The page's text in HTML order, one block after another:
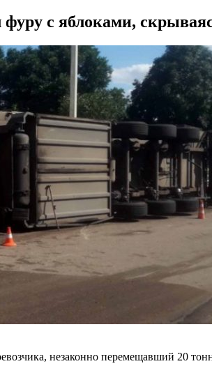
с яблоками,
незаконно перемещавший 20